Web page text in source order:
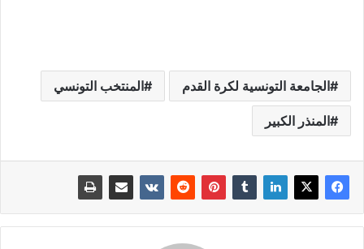
الجامعة التونسية لكرة القدم المنتخب التونسي
المنذر الكبير